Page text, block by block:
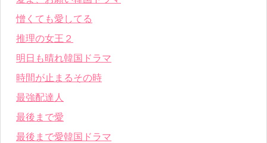
憎くても愛してる
推理の女王２
明日も晴れ韓国ドラマ
時間が止まるその時
最強配達人
最後まで愛
最後まで愛韓国ドラマ